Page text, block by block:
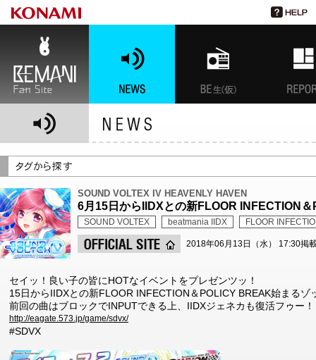
SOUND VOLTEX IV HEAVENLY HAVEN
6月15日からIIDXとの新FLOOR INFECTION
SOUND VOLTEX beatmania IIDX FLOOR
2018年06月13日（水） 17:30掲
セイッ！良い子の皆にHOTなイベントをプレゼンツッ！
15日からIIDXとの新FLOOR INFECTION＆POLICY BREAK始まる
前回の曲はブロックでINPUTできる上、IIDXジェネカも復活フゥー！
http://eagate.573.jp/game/sdvx/
#SDVX